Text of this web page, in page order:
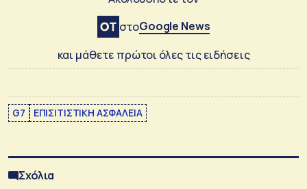
στοGoogle News
και μάθετε πρώτοι όλες τις ειδήσεις
G7 ΕΠΙΣΙΤΙΣΤΙΚΗ ΑΣΦΑΛΕΙΑ
Σχόλια